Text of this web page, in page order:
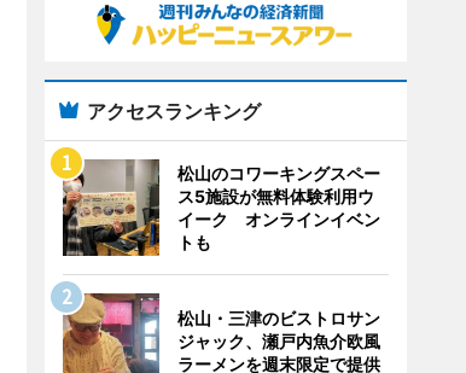
アクセスランキング
松山のコワーキングスペー
ス5施設が無料体験利用ウ
イーク オンラインイベン
トも
松山・三津のビストロサン
ジャック、瀬戸内魚介欧風
ラーメンを週末限定で提供